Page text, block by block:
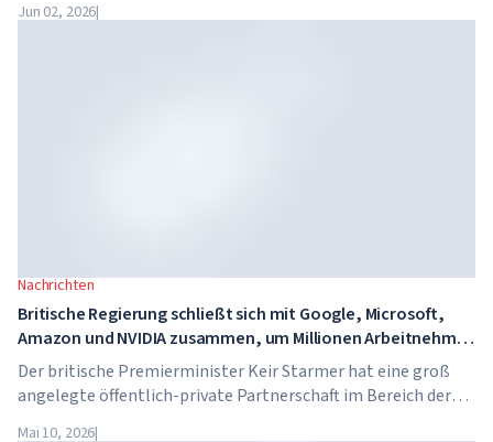
Die Schule hat keine traditionellen Lehrer, keine
Jun 02, 2026|
Nachrichten
Britische Regierung schließt sich mit Google, Microsoft,
Amazon und NVIDIA zusammen, um Millionen Arbeitnehmer
in KI-Kompetenzen zu schulen
Der britische Premierminister Keir Starmer hat eine groß
angelegte öffentlich-private Partnerschaft im Bereich der
Mai 10, 2026|